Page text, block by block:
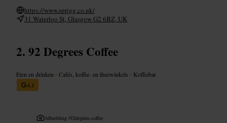
https://www.sprigg.co.uk/
31 Waterloo St, Glasgow G2 6BZ, UK
92 Degrees Coffee
Eten en drinken •Cafés, koffie- en theewinkels • Koffiebar
4,1
Afbeelding /92degrees.coffee